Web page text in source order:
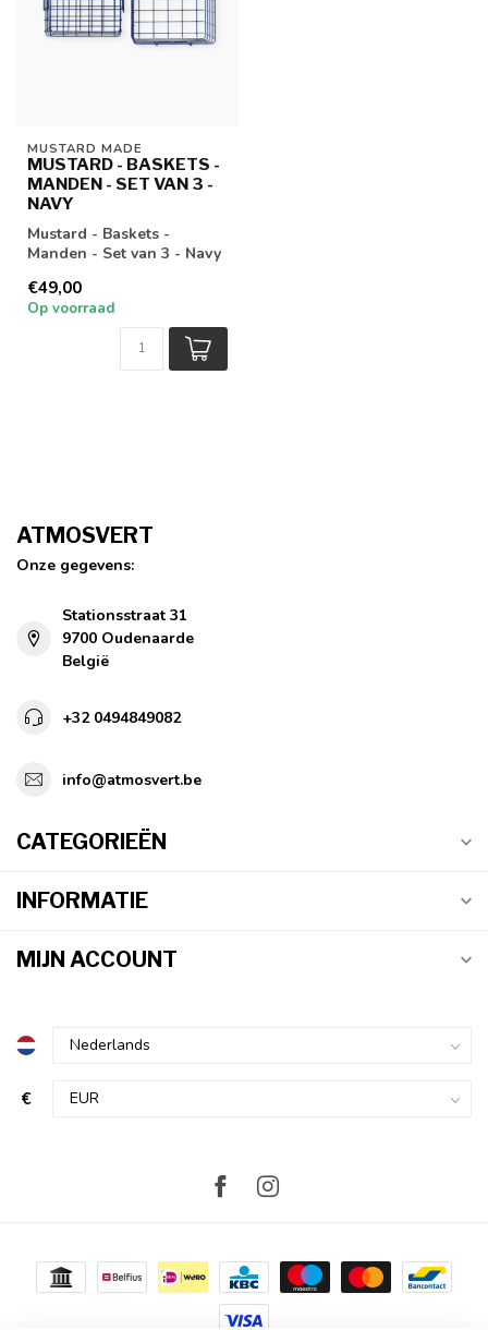
MUSTARD MADE
MUSTARD - BASKETS -
MANDEN - SET VAN 3 -
NAVY
Mustard - Baskets -
Manden - Set van 3 - Navy
€49,00
Op voorraad
ATMOSVERT
Onze gegevens:
Stationsstraat 31
9700 Oudenaarde
België
+32 0494849082
info@atmosvert.be
CATEGORIEËN
INFORMATIE
MIJN ACCOUNT
€